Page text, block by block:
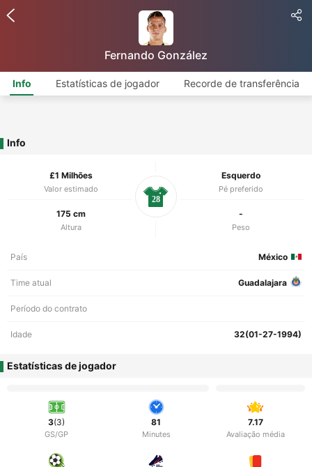
Fernando González
Info Estatísticas de jogador Recorde de transferência
Info
£1 Milhões
Valor estimado
Esquerdo
Pé preferido
175 cm
Altura
-
Peso
28
País México
Time atual Guadalajara
Período do contrato
Idade 32(01-27-1994)
Estatísticas de jogador
3(3)
GS/GP
81
Minutes
7.17
Avaliação média